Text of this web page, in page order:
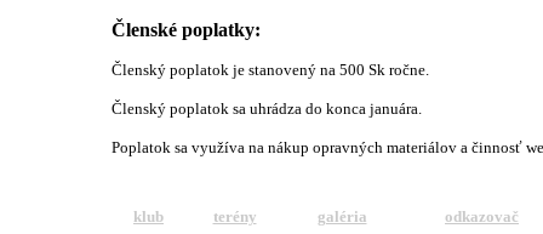
Členské poplatky:
Členský poplatok je stanovený na 500 Sk ročne.
Členský poplatok sa uhrádza do konca januára.
Poplatok sa využíva na nákup opravných materiálov a činnosť
klub terény galéria odkazovač